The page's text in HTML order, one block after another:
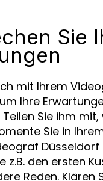
Sie
mit Ihrem
Ihre
Sie ihm
Sie in
z.B. den ersten
Reden. Klären